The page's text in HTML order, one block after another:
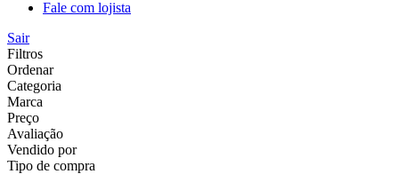
Fale com lojista
Sair
Filtros
Ordenar
Categoria
Marca
Preço
Avaliação
Vendido por
Tipo de compra